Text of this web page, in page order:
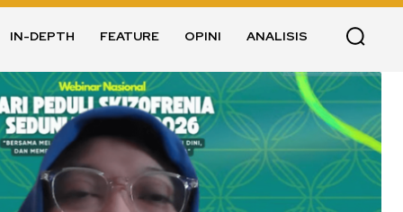
IN-DEPTH FEATURE OPINI ANALISIS